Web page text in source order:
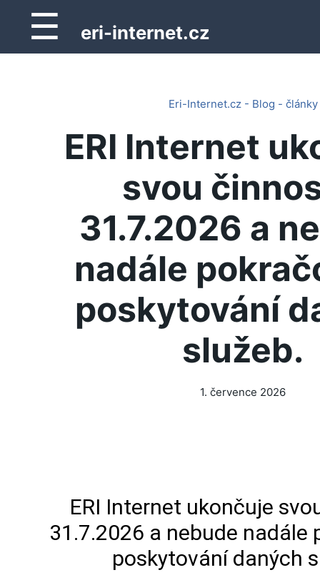
☰ eri-internet.cz
Eri-Internet.cz - Blog - články
ERI Internet
svou
31.7.2026 a
nadále
poskytování
služeb.
1. července 2026
ERI Internet ukončuje
31.7.2026 a nebude nadále
poskytování daných